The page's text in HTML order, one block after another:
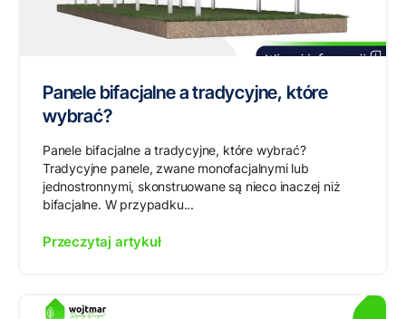
Panele bifacjalne a tradycyjne, które
wybrać?
Panele bifacjalne a tradycyjne, które wybrać?
Tradycyjne panele, zwane monofacjalnymi lub
jednostronnymi, skonstruowane są nieco inaczej niż
bifacjalne. W przypadku...
Przeczytaj artykuł